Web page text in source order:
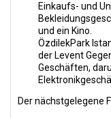
Einkaufs- und
und ein Kino.
ÖzdilekPark
der Levent
Geschäften,
Der nächstgelegene